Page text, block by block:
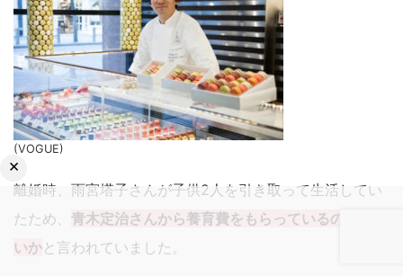
(VOGUE)
離婚時、雨宮塔子さんが子供2人を引き取って生活してい
たため、 青木定治さんから養育費をもらっているのではな
いかと言われていました。
×